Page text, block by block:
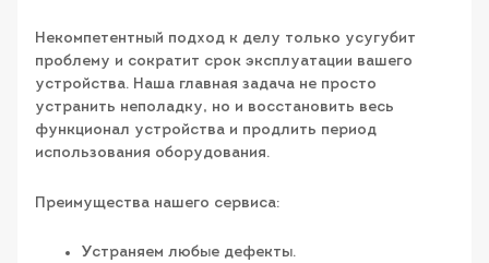
Некомпетентный подход к делу только усугубит
проблему и сократит срок эксплуатации вашего
устройства. Наша главная задача не просто
устранить неполадку, но и восстановить весь
функционал устройства и продлить период
использования оборудования.
Преимущества нашего сервиса:
Устраняем любые дефекты.